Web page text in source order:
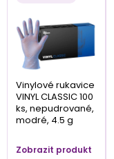
Vinylové rukavice
VINYL CLASSIC 100
ks, nepudrované,
modré, 4.5 g
Zobrazit produkt